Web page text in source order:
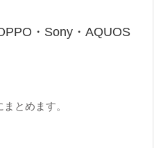
・Sony・AQUOS
とめます。